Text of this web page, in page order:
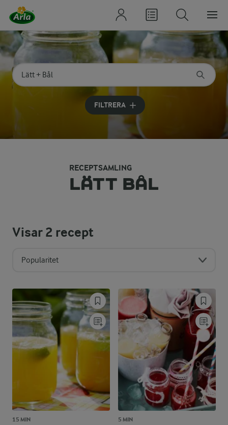
Sök på kategori eller ingrediens
Skriv in sökord för att få förslag
FILTRERA
RECEPTSAMLING
LÄTT BÅL
Visar2 recept
Popularitet
15 MIN 5 MIN